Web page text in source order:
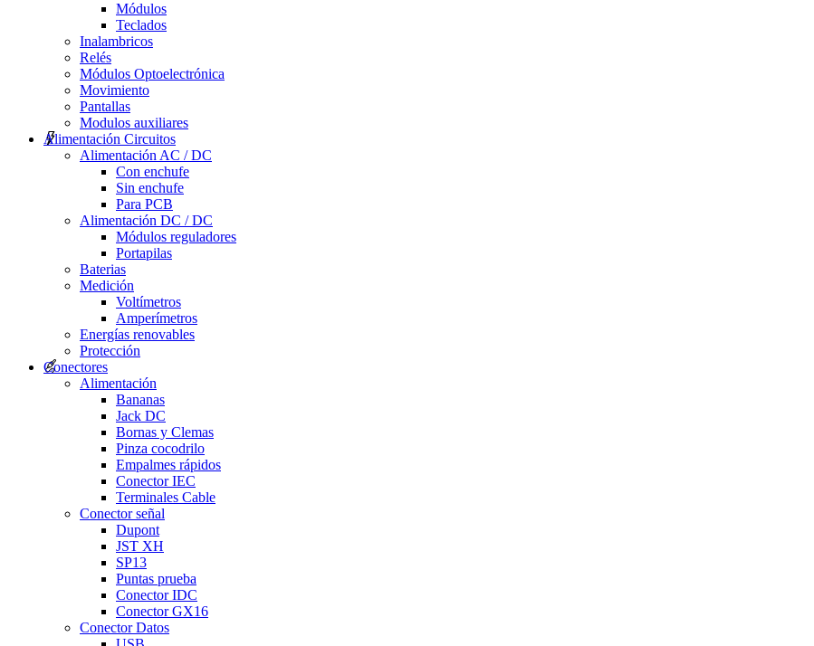
Módulos
Teclados
Inalambricos
Relés
Módulos Optoelectrónica
Movimiento
Pantallas
Modulos auxiliares
Alimentación Circuitos
Alimentación AC / DC
Con enchufe
Sin enchufe
Para PCB
Alimentación DC / DC
Módulos reguladores
Portapilas
Baterias
Medición
Voltímetros
Amperímetros
Energías renovables
Protección
Conectores
Alimentación
Bananas
Jack DC
Bornas y Clemas
Pinza cocodrilo
Empalmes rápidos
Conector IEC
Terminales Cable
Conector señal
Dupont
JST XH
SP13
Puntas prueba
Conector IDC
Conector GX16
Conector Datos